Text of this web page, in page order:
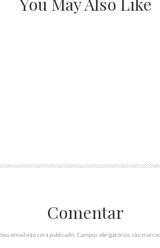
Comentar
Seu email não será publicado. Campos obrigatórios são